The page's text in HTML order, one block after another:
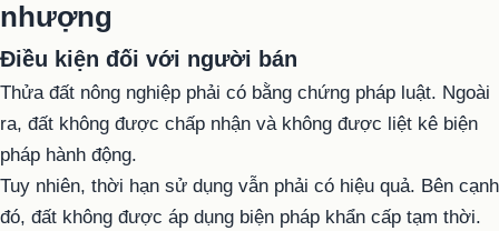
nhượng
Điều kiện đối với người bán
Thửa đất nông nghiệp phải có bằng chứng pháp luật. Ngoài
ra, đất không được chấp nhận và không được liệt kê biện
pháp hành động.
Tuy nhiên, thời hạn sử dụng vẫn phải có hiệu quả. Bên cạnh
đó, đất không được áp dụng biện pháp khẩn cấp tạm thời.